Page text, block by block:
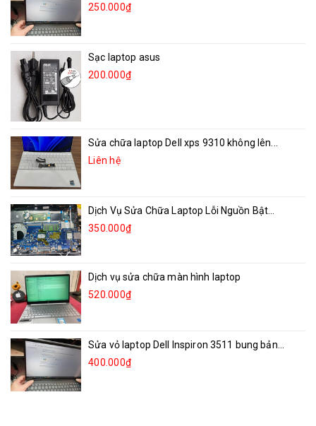
250.000₫
Sạc laptop asus
200.000₫
Sửa chữa laptop Dell xps 9310 không lên...
Liên hệ
Dịch Vụ Sửa Chữa Laptop Lỗi Nguồn Bật...
350.000₫
Dịch vụ sửa chữa màn hình laptop
520.000₫
Sửa vỏ laptop Dell Inspiron 3511 bung bản...
400.000₫